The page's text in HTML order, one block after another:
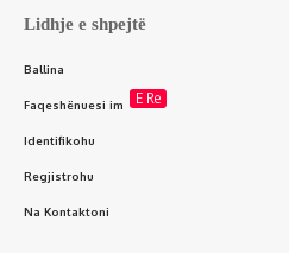
Lidhje e shpejtë
Ballina
Faqeshënuesi im E Re
Identifikohu
Regjistrohu
Na Kontaktoni